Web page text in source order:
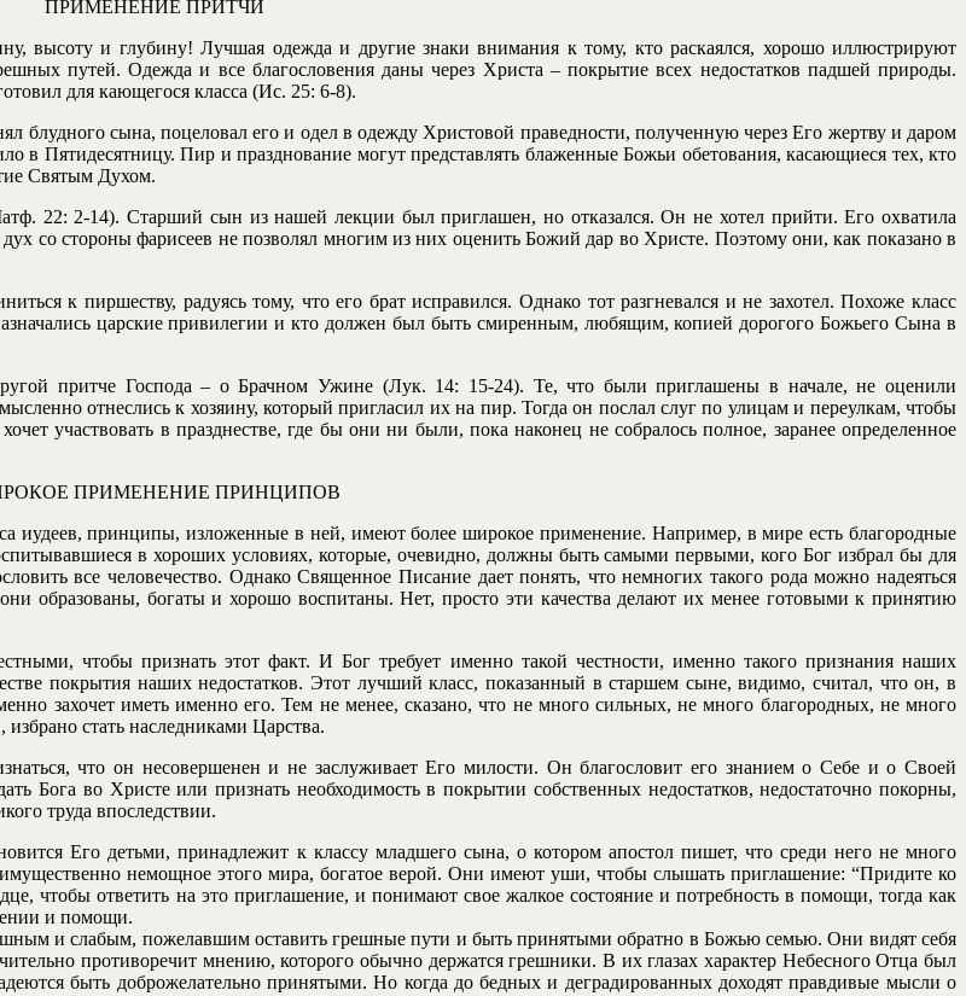
ПРИМЕНЕНИЕ ПРИТЧИ
высоту и глубину! Лучшая одежда и другие знаки внимания к тому, кто раскаялся, хорошо иллюстрируют
путей. Одежда и все благословения даны через Христа – покрытие всех недостатков падшей природы.
для кающегося класса (Ис. 25: 6-8).
блудного сына, поцеловал его и одел в одежду Христовой праведности, полученную через Его жертву и даром
в Пятидесятницу. Пир и празднование могут представлять блаженные Божьи обетования, касающиеся тех, кто
Святым Духом.
22: 2-14). Старший сын из нашей лекции был приглашен, но отказался. Он не хотел прийти. Его охватила
дух со стороны фарисеев не позволял многим из них оценить Божий дар во Христе. Поэтому они, как показано в
к пиршеству, радуясь тому, что его брат исправился. Однако тот разгневался и не захотел. Похоже класс
царские привилегии и кто должен был быть смиренным, любящим, копией дорогого Божьего Сына в
притче Господа – о Брачном Ужине (Лук. 14: 15-24). Те, что были приглашены в начале, не оценили
отнеслись к хозяину, который пригласил их на пир. Тогда он послал слуг по улицам и переулкам, чтобы
участвовать в празднестве, где бы они ни были, пока наконец не собралось полное, заранее определенное
ПРИМЕНЕНИЕ ПРИНЦИПОВ
иудеев, принципы, изложенные в ней, имеют более широкое применение. Например, в мире есть благородные
в хороших условиях, которые, очевидно, должны быть самыми первыми, кого Бог избрал бы для
все человечество. Однако Священное Писание дает понять, что немногих такого рода можно надеяться
образованы, богаты и хорошо воспитаны. Нет, просто эти качества делают их менее готовыми к принятию
чтобы признать этот факт. И Бог требует именно такой честности, именно такого признания наших
покрытия наших недостатков. Этот лучший класс, показанный в старшем сыне, видимо, считал, что он, в
захочет иметь именно его. Тем не менее, сказано, что не много сильных, не много благородных, не много
стать наследниками Царства.
что он несовершенен и не заслуживает Его милости. Он благословит его знанием о Себе и о Своей
Бога во Христе или признать необходимость в покрытии собственных недостатков, недостаточно покорны,
труда впоследствии.
Его детьми, принадлежит к классу младшего сына, о котором апостол пишет, что среди него не много
немощное этого мира, богатое верой. Они имеют уши, чтобы слышать приглашение: “Придите ко
чтобы ответить на это приглашение, и понимают свое жалкое состояние и потребность в помощи, тогда как
и помощи.
и слабым, пожелавшим оставить грешные пути и быть принятыми обратно в Божью семью. Они видят себя
противоречит мнению, которого обычно держатся грешники. В их глазах характер Небесного Отца был
быть доброжелательно принятыми. Но когда до бедных и деградированных доходят правдивые мысли о